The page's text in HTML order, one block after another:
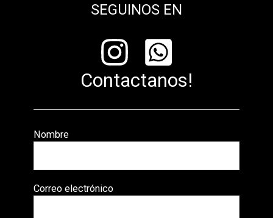
SEGUINOS EN
Contactanos!
Nombre
Correo electrónico